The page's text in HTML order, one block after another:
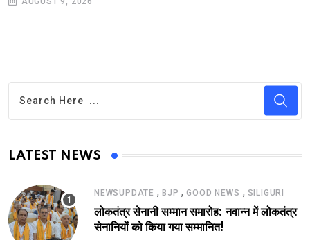
LATEST NEWS
NEWSUPDATE , BJP ,GOOD NEWS , SILIGURI
लोकतंत्र सेनानी सम्मान समारोह: नवान्न में लोकतंत्र
सेनानियों को किया गया सम्मानित!